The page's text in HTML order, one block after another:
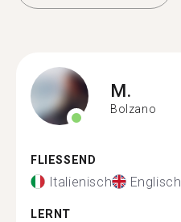
M.
Bolzano
FLIESSEND
Italienisch Englisch
LERNT